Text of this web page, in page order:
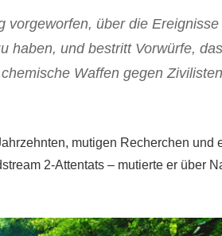
vorgeworfen, über die Ereignisse
haben, und bestritt Vorwürfe,
Waffen gegen Zivilisten
mutigen Recherchen und
2-Attentats – mutierte er über